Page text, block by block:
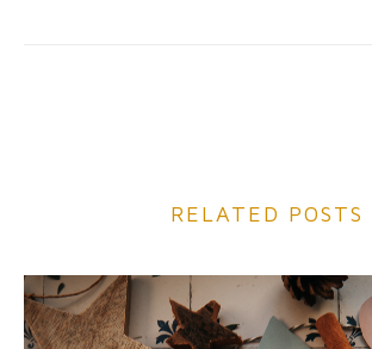
RELATED POSTS